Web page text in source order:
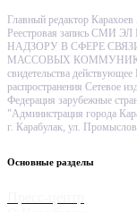
Главный редактор
Реестровая запись
НАДЗОРУ В СФЕРЕ
МАССОВЫХ
свидетельства
распространения Сетевое
Федерация зарубежные
"Администрация города
г. Карабулак, ул.
Основные разделы